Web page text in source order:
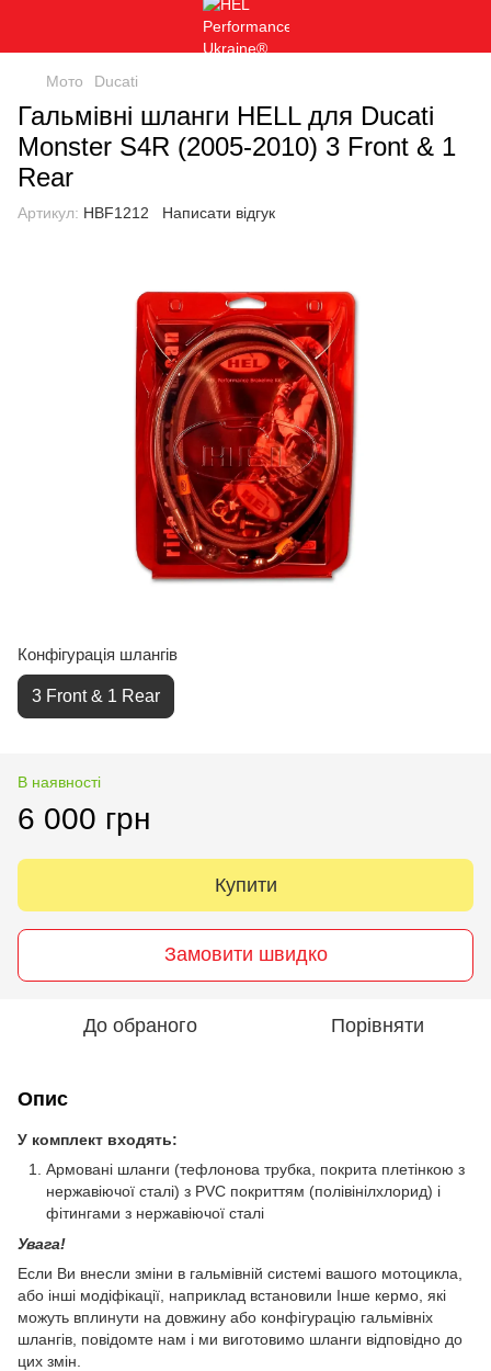
Мото Ducati
Гальмівні шланги HELL для Ducati
Monster S4R (2005-2010) 3 Front & 1
Rear
Артикул: HBF1212 Написати відгук
Конфігурація шлангів
3 Front & 1 Rear
В наявності
6 000 грн
Купити
Замовити швидко
До обраного Порівняти
Опис
У комплект входять:
Армовані шланги (тефлонова трубка, покрита плетінкою з
нержавіючої сталі) з PVC покриттям (полівінілхлорид) і
фітингами з нержавіючої сталі
Увага!
Если Ви внесли зміни в гальмівній системі вашого мотоцикла,
або інші модіфікації, наприклад встановили Інше кермо, які
можуть вплинути на довжину або конфігурацію гальмівніх
шлангів, повідомте нам і ми виготовимо шланги відповідно до
цих змін.